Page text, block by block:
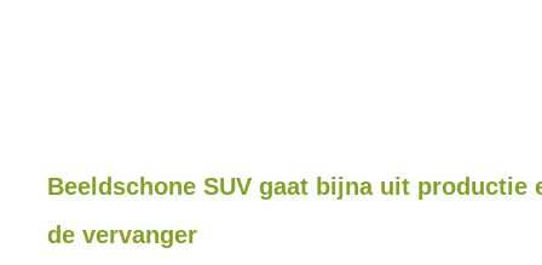
Beeldschone SUV gaat bijna uit productie
de vervanger